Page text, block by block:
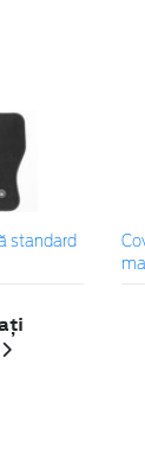
standard